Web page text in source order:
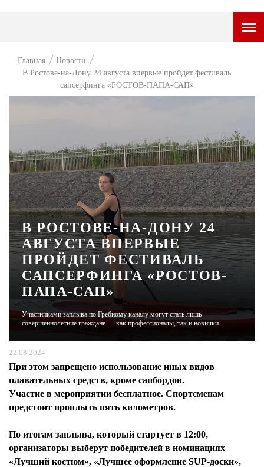
НОВОСТИ
ТАМ И ТУТ
СТИЛЬ ЖИЗНИ
ХАЙП
ЧЕЛОВЕК ОСОБЕННЫЙ
КУЛЬТ ЕДЫ
АФИША
ЖУРНАЛ
Главная
Новости
В Ростове-на-Дону 24 августа впервые пройдет фестиваль
сапсерфинга «РОСТОВ-ПАПА-САП»
В РОСТОВЕ-НА-ДОНУ 24
АВГУСТА ВПЕРВЫЕ
ПРОЙДЕТ ФЕСТИВАЛЬ
САПСЕРФИНГА «РОСТОВ-
ПАПА-САП»
Участниками заплыва по Гребному каналу могут стать лишь
совершеннолетние граждане — как профессионалы, так и новички
22.08.2024
При этом запрещено использование иных видов
плавательных средств, кроме сапбордов.
Участие в мероприятии бесплатное. Спортсменам
предстоит проплыть пять километров.
По итогам заплыва, который стартует в 12:00,
организаторы выберут победителей в номинациях
«Лучший костюм», «Лучшее оформление SUP-доски»,